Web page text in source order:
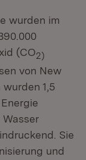
wurden im
(CO2)
von New
1,5
Sie
und